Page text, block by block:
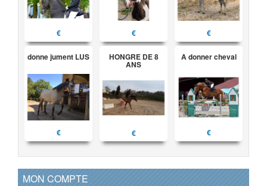
€ € €
donne jument LUS
€
HONGRE DE 8
ANS
€
A donner cheval
€
MON COMPTE